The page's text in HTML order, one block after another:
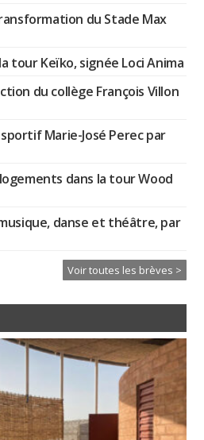
du Stade Max
tour Keïko, signée Loci Anima
du collège François Villon
Marie-José Perec par
dans la tour Wood
danse et théâtre, par
Voir toutes les brèves >